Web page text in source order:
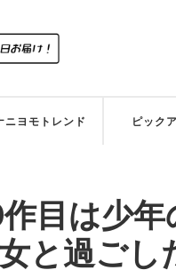
ニヨモトレンド ピック
目は少
と過ごし